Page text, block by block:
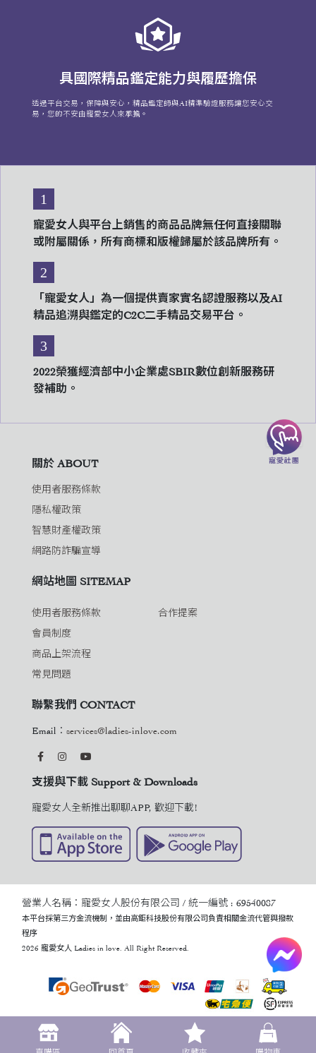
具國際精品鑑定能力與履歷擔保
透過平台交易，保障與安心，精品鑑定師與AI精準驗證服務讓您安心交
易，您的不安由寵愛女人來承擔。
1
寵愛女人與平台上銷售的商品品牌無任何直接關聯
或附屬關係，所有商標和版權歸屬於該品牌所有。
2
「寵愛女人」為一個提供賣家實名認證服務以及AI
精品追溯與鑑定的C2C二手精品交易平台。
3
2022榮獲經濟部中小企業處SBIR數位創新服務研
發補助。
關於 ABOUT
使用者服務條款
隱私權政策
智慧財產權政策
網路防詐騙宣導
網站地圖 SITEMAP
使用者服務條款
會員制度
商品上架流程
常見問題
合作提案
聯繫我們 CONTACT
Email： services@ladies-inlove.com
支援與下載 Support & Downloads
寵愛女人全新推出聊聊APP, 歡迎下載!
營業人名稱：寵愛女人股份有限公司 / 統一編號 : 69540087
本平台採第三方金流機制，並由高鉅科技股份有限公司負責相關金流代管與撥款
程序
2026 寵愛女人 Ladies in love. All Right Reserved.